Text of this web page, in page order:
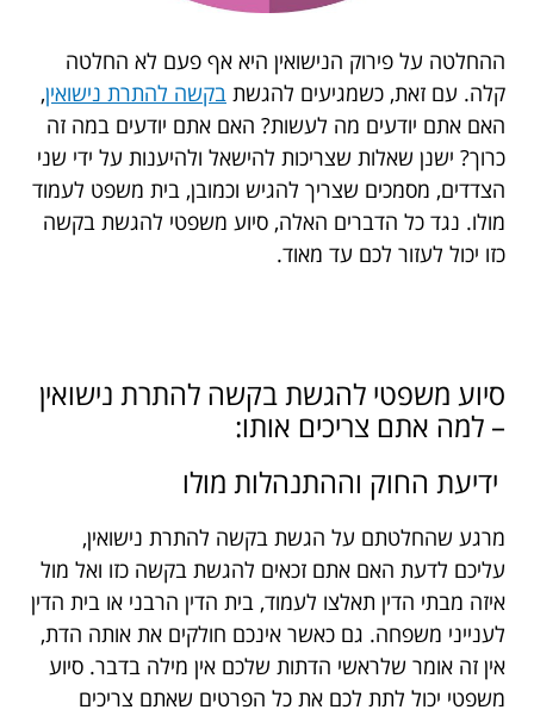
ההחלטה על פירוק הנישואין היא אף פעם לא החלטה
קלה. עם זאת, כשמגיעים להגשת בקשה להתרת נישואין,
האם אתם יודעים מה לעשות? האם אתם יודעים במה זה
כרוך? ישנן שאלות שצריכות להישאל ולהיענות על ידי שני
הצדדים, מסמכים שצריך להגיש וכמובן, בית משפט לעמוד
מולו. נגד כל הדברים האלה, סיוע משפטי להגשת בקשה
כזו יכול לעזור לכם עד מאוד.
סיוע משפטי להגשת בקשה להתרת נישואין
– למה אתם צריכים אותו:
ידיעת החוק וההתנהלות מולו
מרגע שהחלטתם על הגשת בקשה להתרת נישואין,
עליכם לדעת האם אתם זכאים להגשת בקשה כזו ואל מול
איזה מבתי הדין תאלצו לעמוד, בית הדין הרבני או בית הדין
לענייני משפחה. גם כאשר אינכם חולקים את אותה הדת,
אין זה אומר שלראשי הדתות שלכם אין מילה בדבר. סיוע
משפטי יכול לתת לכם את כל הפרטים שאתם צריכים